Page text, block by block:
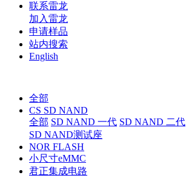
联系雷龙
加入雷龙
申请样品
站内搜索
English
全部
CS SD NAND
全部 SD NAND 一代 SD NAND 二代
SD NAND测试座
NOR FLASH
小尺寸eMMC
君正集成电路